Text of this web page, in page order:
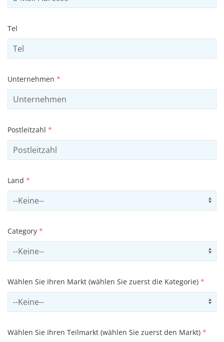
Tel
Unternehmen *
Postleitzahl *
Land *
Select country
Category *
Select contactCategory
Wählen Sie Ihren Markt (wählen Sie zuerst die Kategorie) *
Select sector
Wählen Sie Ihren Teilmarkt (wählen Sie zuerst den Markt) *